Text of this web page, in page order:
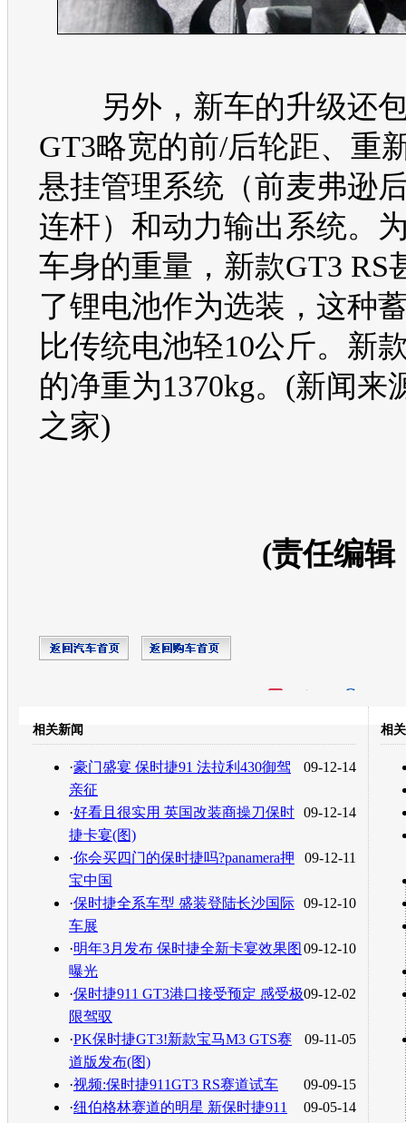
另外， 新车的升级还
GT3略宽的前/后轮距、重
悬挂管理系统（前麦弗逊
连杆）和动力输出系统。
车身的重量，新款GT3 RS
了锂电池作为选装，这种
比传统电池轻10公斤。新
的净重为1370kg。(新闻来
之家)
(责任编辑
转发至：
相关新闻
09-12-14
·豪门盛宴 保时捷91 法拉利430御驾
亲征
09-12-14
·好看且很实用 英国改装商操刀保时
捷卡宴(图)
09-12-11
·你会买四门的保时捷吗?panamera押
宝中国
09-12-10
·保时捷全系车型 盛装登陆长沙国际
车展
09-12-10
·明年3月发布 保时捷全新卡宴效果图
曝光
09-12-02
·保时捷911 GT3港口接受预定 感受极
限驾驭
09-11-05
·PK保时捷GT3!新款宝马M3 GTS赛
道版发布(图)
09-09-15
·视频:保时捷911GT3 RS赛道试车
09-05-14
·纽伯格林赛道的明星 新保时捷911
相